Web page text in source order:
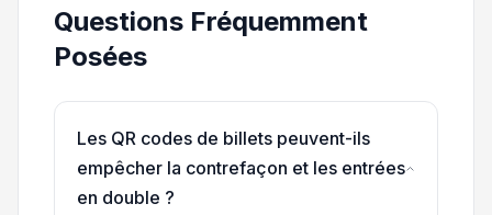
Questions Fréquemment
Posées
Les QR codes de billets peuvent-ils
empêcher la contrefaçon et les entrées
en double ?